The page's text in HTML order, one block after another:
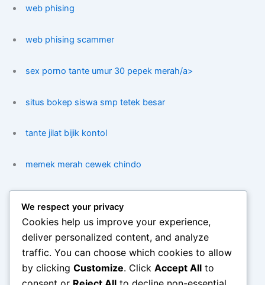
web phising
web phising scammer
sex porno tante umur 30 pepek merah/a>
situs bokep siswa smp tetek besar
tante jilat bijik kontol
memek merah cewek chindo
ngentot dengan pepek merah
memek merah cewek chindo
We respect your privacy
Cookies help us improve your experience,
deliver personalized content, and analyze
traffic. You can choose which cookies to allow
by clicking Customize. Click Accept All to